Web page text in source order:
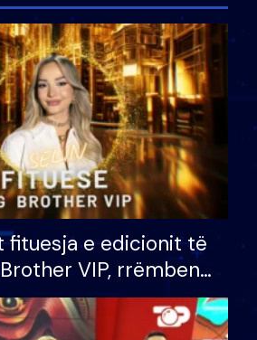
fituesja e edicionit të
VIP, rrëmben
prej 100 mijë eurosh